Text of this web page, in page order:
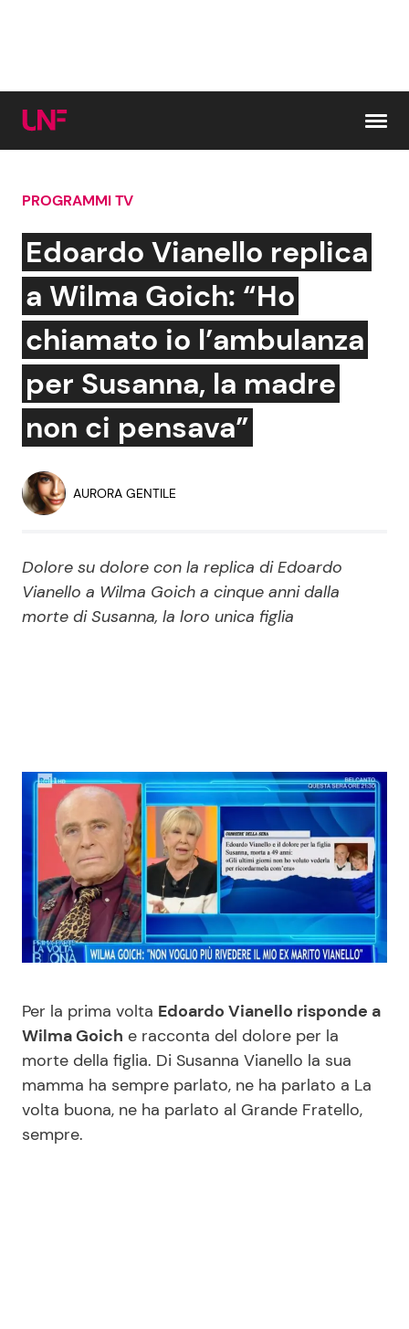
Cerca:
News e Cronaca
Attualità Italiana
Dal Mondo
Economia
Persone Scomparse
Gossip e TV
Bellezze VIP
Coppie VIP
Fiction e Serie TV
Soap Opera
News Spettacolo
Benessere
Casa
Moda e Style
Mondo Mamma
News benessere
Salute
Cucina e Ricette
Consigli di Cucina
Dolci
Le Ricette in TV
Primi Piatti
Ricette Facili e Veloci
PROGRAMMI TV
Edoardo Vianello replica
a Wilma Goich: “Ho
chiamato io l’ambulanza
per Susanna, la madre
non ci pensava”
AURORA GENTILE
Dolore su dolore con la replica di Edoardo
Vianello a Wilma Goich a cinque anni dalla
morte di Susanna, la loro unica figlia
Per la prima volta Edoardo Vianello risponde a
Wilma Goich e racconta del dolore per la
morte della figlia. Di Susanna Vianello la sua
mamma ha sempre parlato, ne ha parlato a La
volta buona, ne ha parlato al Grande Fratello,
sempre.